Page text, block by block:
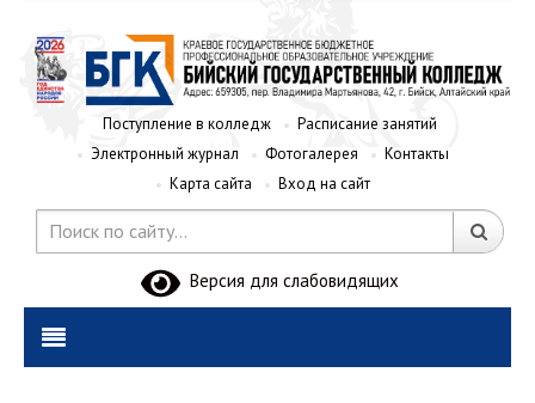
Поступление в колледж
Расписание занятий
Электронный журнал
Фотогалерея
Контакты
Карта сайта
Вход на сайт
Версия для слабовидящих